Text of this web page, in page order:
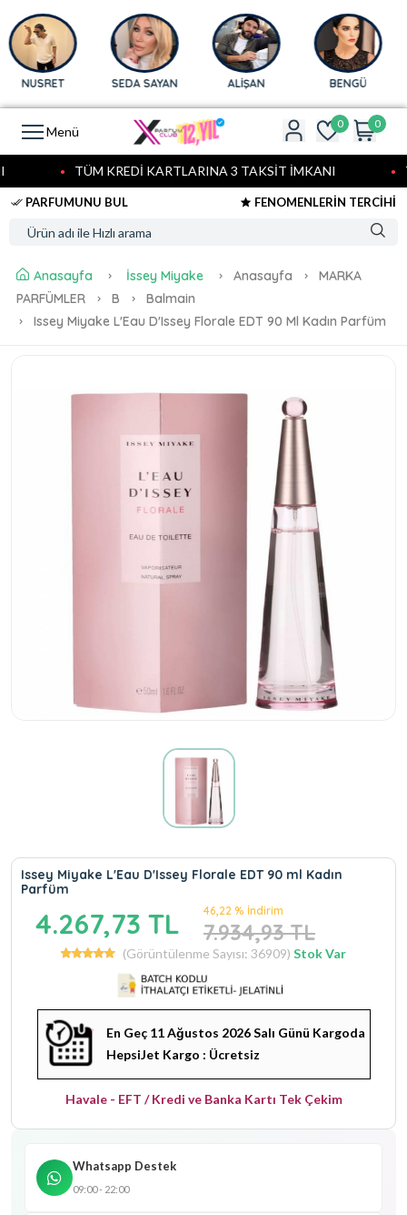
NUSRET SEDA SAYAN ALİŞAN
BENGÜ
Menü 0 0
TÜM KREDİ KARTLARINA 3 TAKSİT İMKANI
PARFUMUNU BUL FENOMENLERİN TERCİHİ
Anasayfa İssey Miyake Anasayfa
MARKA
PARFÜMLER
B
Balmain
Issey Miyake L'Eau D'Issey Florale EDT 90 Ml Kadın Parfüm
Issey Miyake L'Eau D'Issey Florale EDT 90 ml Kadın
Parfüm
4.267,73 TL 46,22 % İndirim
7.934,93 TL
(Görüntülenme Sayısı: 36909) Stok Var
En Geç 11 Ağustos 2026 Salı Günü Kargoda
HepsiJet Kargo : Ücretsiz
Havale - EFT / Kredi ve Banka Kartı Tek Çekim
Whatsapp Destek
09:00 - 22:00